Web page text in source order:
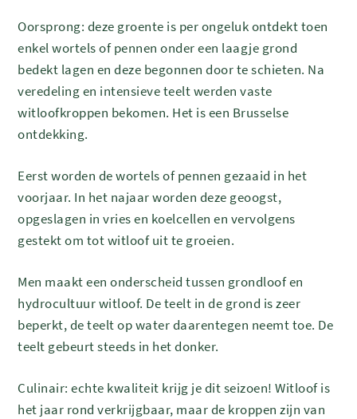
Oorsprong: deze groente is per ongeluk ontdekt toen
enkel wortels of pennen onder een laagje grond
bedekt lagen en deze begonnen door te schieten. Na
veredeling en intensieve teelt werden vaste
witloofkroppen bekomen. Het is een Brusselse
ontdekking.
Eerst worden de wortels of pennen gezaaid in het
voorjaar. In het najaar worden deze geoogst,
opgeslagen in vries en koelcellen en vervolgens
gestekt om tot witloof uit te groeien.
Men maakt een onderscheid tussen grondloof en
hydrocultuur witloof. De teelt in de grond is zeer
beperkt, de teelt op water daarentegen neemt toe. De
teelt gebeurt steeds in het donker.
Culinair: echte kwaliteit krijg je dit seizoen! Witloof is
het jaar rond verkrijgbaar, maar de kroppen zijn van